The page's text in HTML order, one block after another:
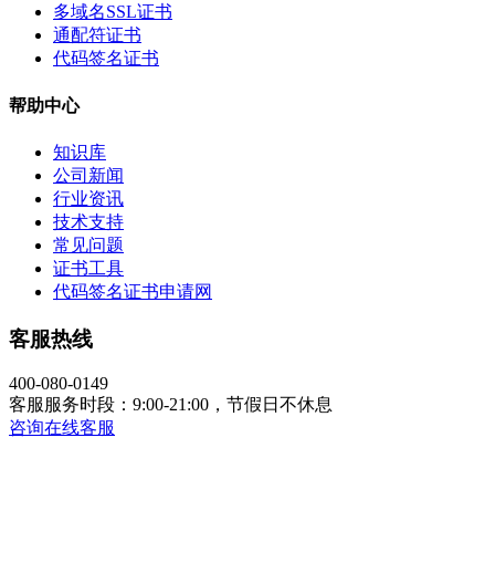
多域名SSL证书
通配符证书
代码签名证书
帮助中心
知识库
公司新闻
行业资讯
技术支持
常见问题
证书工具
代码签名证书申请网
客服热线
400-080-0149
客服服务时段：9:00-21:00，节假日不休息
咨询在线客服